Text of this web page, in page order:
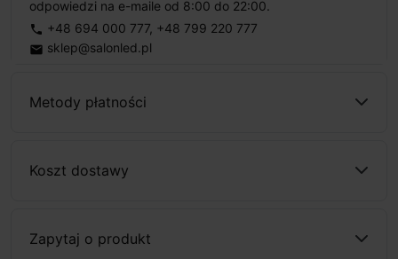
odpowiedzi na e-maile od 8:00 do 22:00.
phone +48 694 000 777, +48 799 220 777
email sklep@salonled.pl
Metody płatności
Koszt dostawy
Zapytaj o produkt